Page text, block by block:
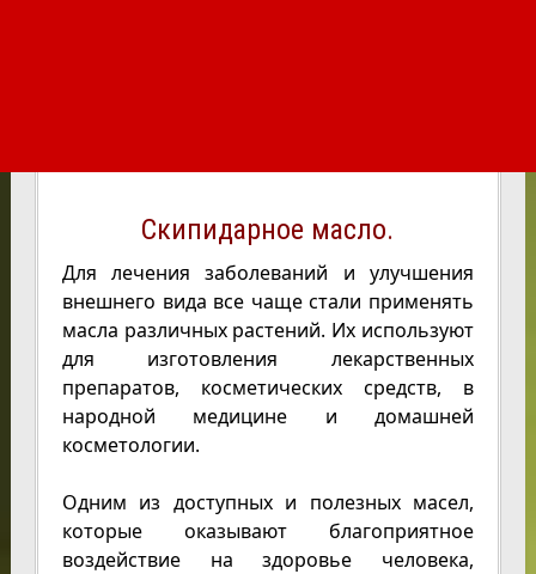
Скипидарное масло.
Для лечения заболеваний и улучшения
внешнего вида все чаще стали применять
масла различных растений. Их используют
для изготовления лекарственных
препаратов, косметических средств, в
народной медицине и домашней
косметологии.
Одним из доступных и полезных масел,
которые оказывают благоприятное
воздействие на здоровье человека,